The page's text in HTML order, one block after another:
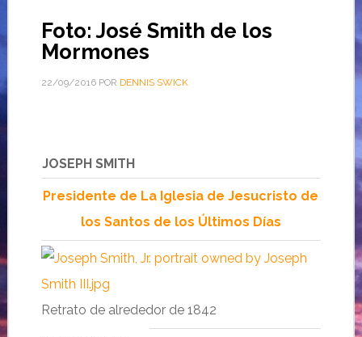
Foto: José Smith de los
Mormones
22/09/2016POR DENNIS SWICK
JOSEPH SMITH
Presidente de La Iglesia de Jesucristo de
los Santos de los Últimos Días
Retrato de alrededor de 1842